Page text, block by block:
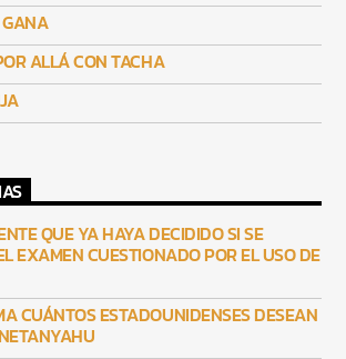
ALLÁ CON TACHA
QUE YA HAYA DECIDIDO SI SE
EXAMEN CUESTIONADO POR EL USO DE
CUÁNTOS ESTADOUNIDENSES DESEAN